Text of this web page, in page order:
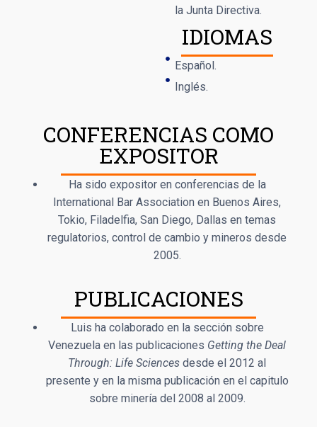
la Junta Directiva.
IDIOMAS
Español.
Inglés.
CONFERENCIAS COMO
EXPOSITOR
Ha sido expositor en conferencias de la
International Bar Association en Buenos Aires,
Tokio, Filadelfia, San Diego, Dallas en temas
regulatorios, control de cambio y mineros desde
2005.
PUBLICACIONES
Luis ha colaborado en la sección sobre
Venezuela en las publicaciones Getting the Deal
Through: Life Sciences desde el 2012 al
presente y en la misma publicación en el capitulo
sobre minería del 2008 al 2009.